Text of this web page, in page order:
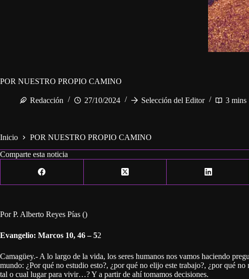
POR NUESTRO PROPIO CAMINO
Redacción 27/10/2024 Selección del Editor 3 mins
Inicio
POR NUESTRO PROPIO CAMINO
Comparte esta noticia
Por P. Alberto Reyes Pías ()
Evangelio: Marcos 10, 46 – 52
Camagüey.- A lo largo de la vida, los seres humanos nos vamos haciendo
mundo: ¿Por qué no estudio esto?, ¿por qué no elijo este trabajo?, ¿por qué
tal o cual lugar para vivir…? Y a partir de ahí tomamos decisiones.